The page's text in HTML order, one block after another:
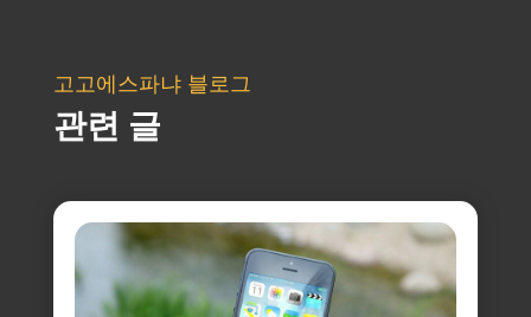
고고에스파냐 블로그
관련 글